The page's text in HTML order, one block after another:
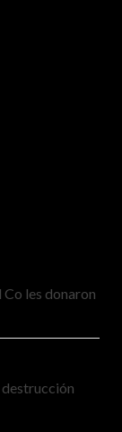
les donaron
destrucción